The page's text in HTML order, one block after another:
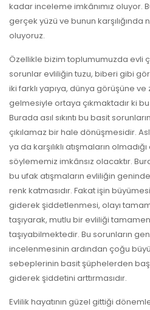
kadar inceleme imkânımız oluyor.
gerçek yüzü ve bunun karşılığında
oluyoruz.
Özellikle bizim toplumumuzda evli
sorunlar evliliğin tuzu, biberi gibi
iki farklı yapıya, dünya görüşüne
gelmesiyle ortaya çıkmaktadır ki
Burada asıl sıkıntı bu basit
çıkılamaz bir hale dönüşmesidir.
ya da karşılıklı atışmaların
söylememiz imkânsız olacaktır.
bu ufak atışmaların evliliğin geninde
renk katmasıdır. Fakat işin
giderek şiddetlenmesi, olayı
taşıyarak, mutlu bir evliliği
taşıyabilmektedir. Bu sorunların
incelenmesinin ardından çoğu
sebeplerinin basit şüphelerden
giderek şiddetini arttırmasıdır.
Evlilik hayatının güzel gittiği